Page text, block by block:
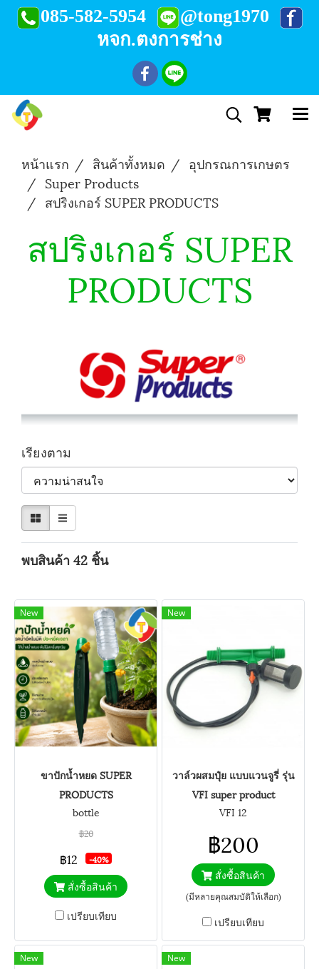
085-582-5954
@tong1970
หจก.ตงการช่าง
หน้าแรก สินค้าทั้งหมด
อุปกรณการเกษตร
Super Products
สปริงเกอร์ SUPER PRODUCTS
สปริงเกอร์ SUPER
PRODUCTS
เรียงตาม
พบสินค้า 42 ชิ้น
New
ขาปักน้ำหยด SUPER
PRODUCTS
bottle
฿20
฿12 -40%
สั่งซื้อสินค้า
เปรียบเทียบ
New
วาล์วผสมปุ๋ย แบบแวนจูรี่ รุ่น
VFI super product
VFI 12
฿200
สั่งซื้อสินค้า
(มีหลายคุณสมบัติให้เลือก)
เปรียบเทียบ
New New